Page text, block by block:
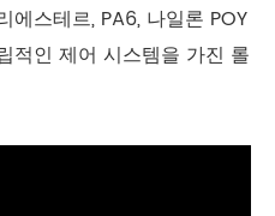
에스테르, PA6, 나일론 POY
적인 제어 시스템을 가진 롤